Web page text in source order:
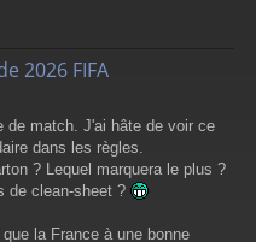
2026 FIFA
de match. J'ai hâte de voir ce
dans les règles.
? Lequel marquera le plus ?
de clean-sheet ?
la France à une bonne